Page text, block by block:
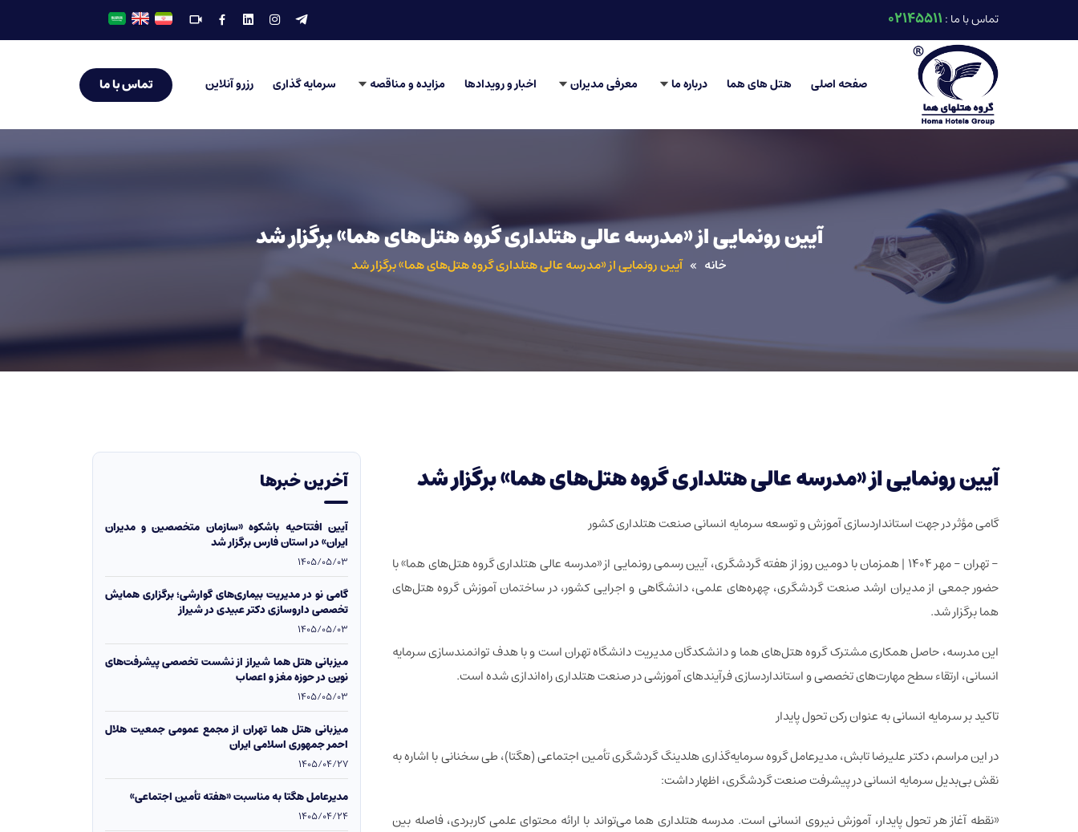
تماس با ما : 02145511
صفحه اصلی هتل های هما درباره ما معرفی مدیران اخبار و رویدادها مزایده و مناقصه سرمایه گذاری رزرو آنلاین تماس با ما
آیین رونمایی از «مدرسه عالی هتلداری گروه هتل‌های هما» برگزار شد
خانه آیین رونمایی از «مدرسه عالی هتلداری گروه هتل‌های هما» برگزار شد
آیین رونمایی از «مدرسه عالی هتلداری گروه هتل‌های هما» برگزار شد
گامی مؤثر در جهت استانداردسازی آموزش و توسعه سرمایه انسانی صنعت هتلداری کشور
- تهران – مهر ۱۴۰۴ | همزمان با دومین روز از هفته گردشگری، آیین رسمی رونمایی از «مدرسه عالی هتلداری گروه هتل‌های هما» با
حضور جمعی از مدیران ارشد صنعت گردشگری، چهره‌های علمی، دانشگاهی و اجرایی کشور، در ساختمان آموزش گروه هتل‌های
هما برگزار شد.
این مدرسه، حاصل همکاری مشترک گروه هتل‌های هما و دانشکدگان مدیریت دانشگاه تهران است و با هدف توانمندسازی سرمایه
انسانی، ارتقاء سطح مهارت‌های تخصصی و استانداردسازی فرآیندهای آموزشی در صنعت هتلداری راه‌اندازی شده است.
تاکید بر سرمایه انسانی به عنوان رکن تحول پایدار
در این مراسم، دکتر علیرضا تابش، مدیرعامل گروه سرمایه‌گذاری هلدینگ گردشگری تأمین اجتماعی (هگتا)، طی سخنانی با اشاره به
نقش بی‌بدیل سرمایه انسانی در پیشرفت صنعت گردشگری، اظهار داشت:
«نقطه آغاز هر تحول پایدار، آموزش نیروی انسانی است. مدرسه هتلداری هما می‌تواند با ارائه محتوای علمی کاربردی، فاصله بین
آخرین خبرها
آیین افتتاحیه باشکوه «سازمان متخصصین و مدیران
ایران» در استان فارس برگزار شد
1405/05/03
گامی نو در مدیریت بیماری‌های گوارشی؛ برگزاری همایش
تخصصی داروسازی دکتر عبیدی در شیراز
1405/05/03
میزبانی هتل هما شیراز از نشست تخصصی پیشرفت‌های
نوین در حوزه مغز و اعصاب
1405/05/03
میزبانی هتل هما تهران از مجمع عمومی جمعیت هلال
احمر جمهوری اسلامی ایران
1405/04/27
مدیرعامل هگتا به مناسبت «هفته تأمین اجتماعی»
1405/04/24